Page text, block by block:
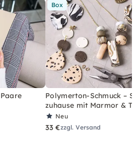
Box
Polymerton-Schmuck –
zuhause mit Marmor &
Neu
33 €zzgl. Versand